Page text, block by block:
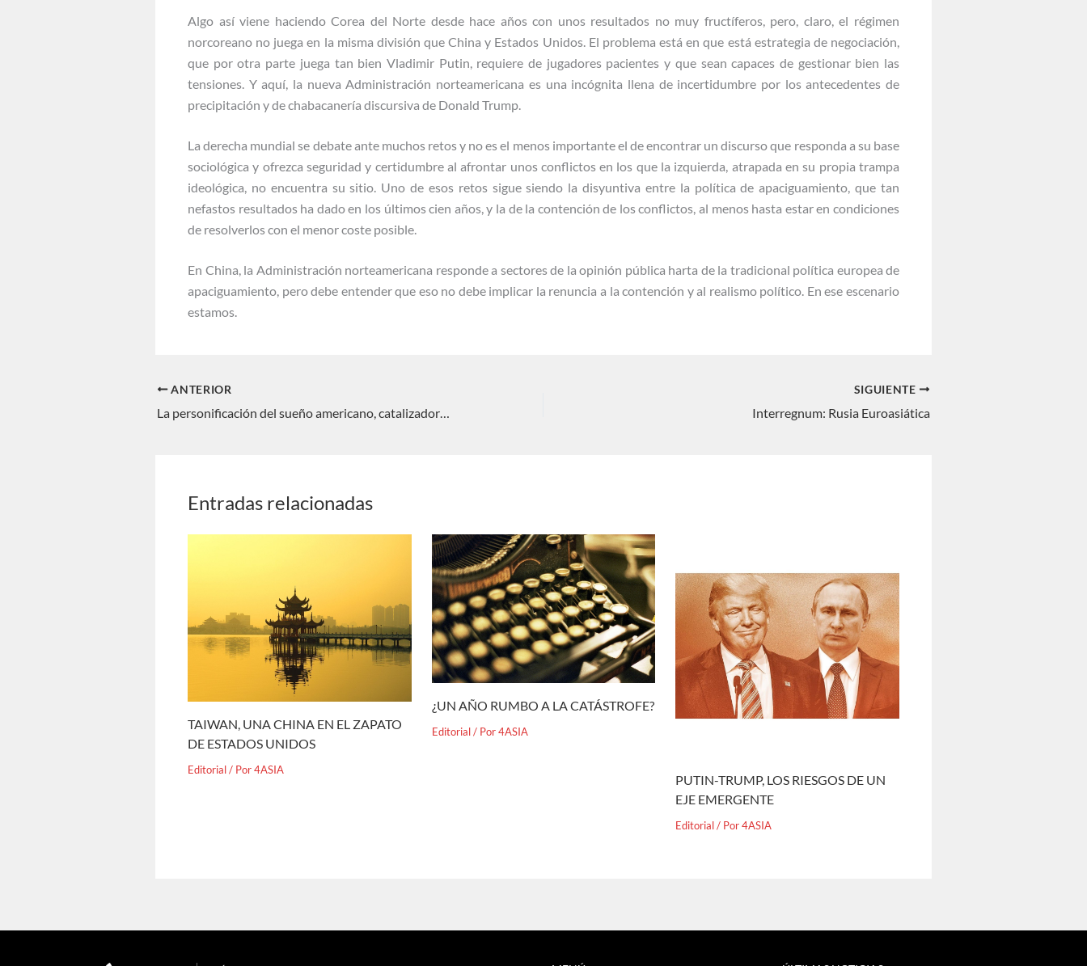
Algo así viene haciendo Corea del Norte desde hace años con unos resultados no muy fructíferos, pero, claro, el régimen
norcoreano no juega en la misma división que China y Estados Unidos. El problema está en que está estrategia de negociación,
que por otra parte juega tan bien Vladimir Putin, requiere de jugadores pacientes y que sean capaces de gestionar bien las
tensiones. Y aquí, la nueva Administración norteamericana es una incógnita llena de incertidumbre por los antecedentes de
precipitación y de chabacanería discursiva de Donald Trump.
La derecha mundial se debate ante muchos retos y no es el menos importante el de encontrar un discurso que responda a su base
sociológica y ofrezca seguridad y certidumbre al afrontar unos conflictos en los que la izquierda, atrapada en su propia trampa
ideológica, no encuentra su sitio. Uno de esos retos sigue siendo la disyuntiva entre la política de apaciguamiento, que tan
nefastos resultados ha dado en los últimos cien años, y la de la contención de los conflictos, al menos hasta estar en condiciones
de resolverlos con el menor coste posible.
En China, la Administración norteamericana responde a sectores de la opinión pública harta de la tradicional política europea de
apaciguamiento, pero debe entender que eso no debe implicar la renuncia a la contención y al realismo político. En ese escenario
estamos.
ANTERIOR SIGUIENTE
Interregnum: Rusia Euroasiática
Entradas relacionadas
TAIWAN, UNA CHINA EN EL ZAPATO
DE ESTADOS UNIDOS
Editorial/ Por4ASIA
¿UN AÑO RUMBO A LA CATÁSTROFE?
Editorial/ Por4ASIA
PUTIN-TRUMP, LOS RIESGOS DE UN
EJE EMERGENTE
Editorial/ Por4ASIA